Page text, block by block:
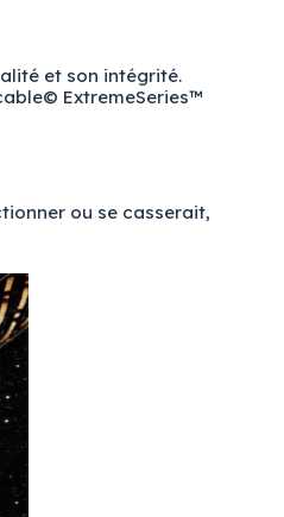
et son intégrité.
ExtremeSeries™
ou se casserait,